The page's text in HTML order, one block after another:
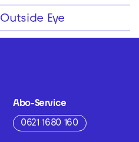
Outside Eye
Abo-Service
0621 1680 160